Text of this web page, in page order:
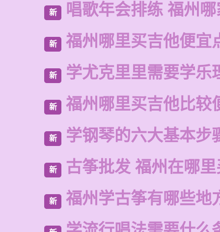
新 唱歌年会排练 福州
新 福州哪里买吉他便宜
新 学尤克里里需要学乐
新 福州哪里买吉他比较
新 学钢琴的六大基本步
新 古筝批发 福州在哪
新 福州学古筝有哪些地